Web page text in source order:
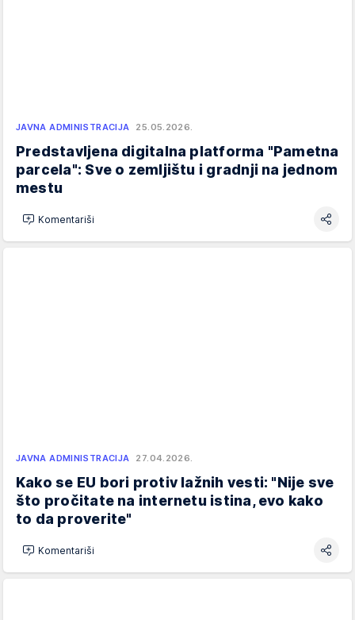
JAVNA ADMINISTRACIJA 25.05.2026.
Predstavljena digitalna platforma "Pametna
parcela": Sve o zemljištu i gradnji na jednom
mestu
Komentariši
JAVNA ADMINISTRACIJA 27.04.2026.
Kako se EU bori protiv lažnih vesti: "Nije sve
što pročitate na internetu istina, evo kako
to da proverite"
Komentariši